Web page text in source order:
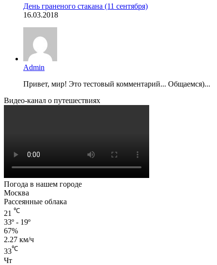
День граненого стакана (11 сентября)
16.03.2018
Admin
Привет, мир! Это тестовый комментарий... Общаемся)...
Видео-канал о путешествиях
Погода в нашем городе
Москва
Рассеянные облака
21 ℃
33º - 19º
67%
2.27 км/ч
33℃
Чт